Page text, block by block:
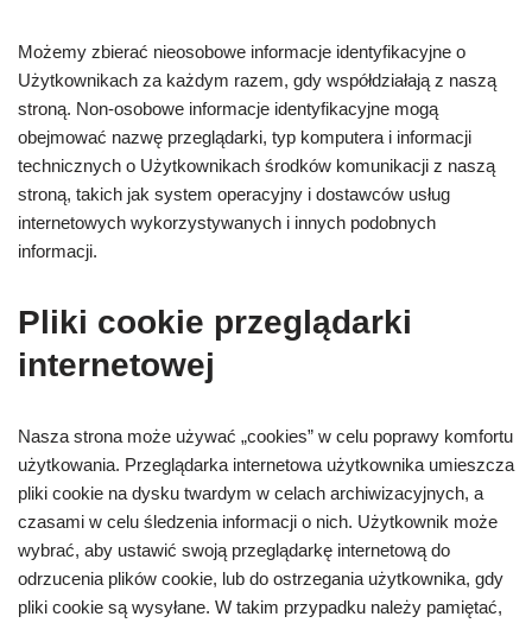
Możemy zbierać nieosobowe informacje identyfikacyjne o
Użytkownikach za każdym razem, gdy współdziałają z naszą
stroną. Non-osobowe informacje identyfikacyjne mogą
obejmować nazwę przeglądarki, typ komputera i informacji
technicznych o Użytkownikach środków komunikacji z naszą
stroną, takich jak system operacyjny i dostawców usług
internetowych wykorzystywanych i innych podobnych
informacji.
Pliki cookie przeglądarki
internetowej
Nasza strona może używać „cookies” w celu poprawy komfortu
użytkowania. Przeglądarka internetowa użytkownika umieszcza
pliki cookie na dysku twardym w celach archiwizacyjnych, a
czasami w celu śledzenia informacji o nich. Użytkownik może
wybrać, aby ustawić swoją przeglądarkę internetową do
odrzucenia plików cookie, lub do ostrzegania użytkownika, gdy
pliki cookie są wysyłane. W takim przypadku należy pamiętać,